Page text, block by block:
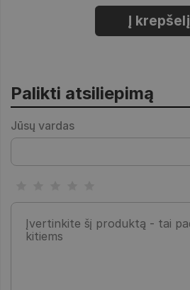
Į krepšelį
Palikti atsiliepimą
Jūsų vardas